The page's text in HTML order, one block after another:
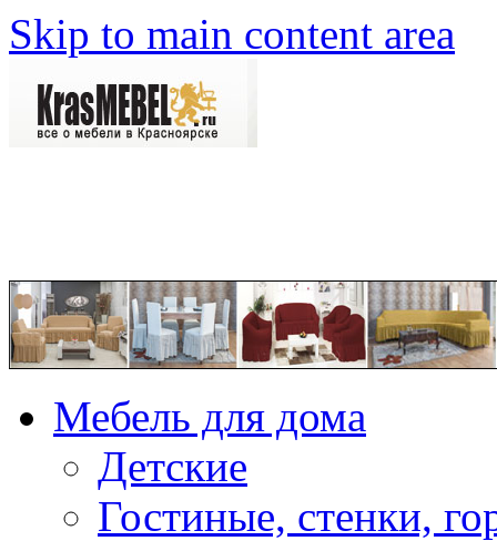
Skip to main content area
Мебель для дома
Детские
Гостиные, стенки,